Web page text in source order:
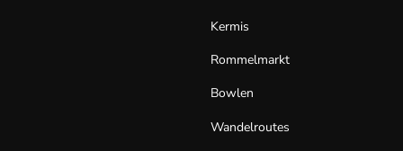
Kermis
Rommelmarkt
Bowlen
Wandelroutes